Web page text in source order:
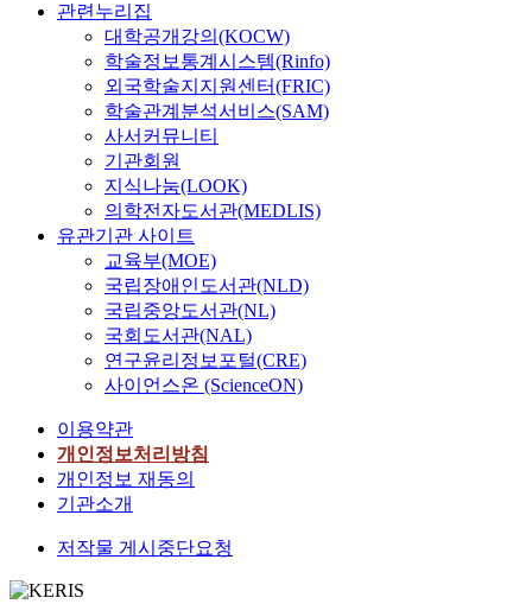
관련누리집
대학공개강의(KOCW)
학술정보통계시스템(Rinfo)
외국학술지지원센터(FRIC)
학술관계분석서비스(SAM)
사서커뮤니티
기관회원
지식나눔(LOOK)
의학전자도서관(MEDLIS)
유관기관 사이트
교육부(MOE)
국립장애인도서관(NLD)
국립중앙도서관(NL)
국회도서관(NAL)
연구윤리정보포털(CRE)
사이언스온 (ScienceON)
이용약관
개인정보처리방침
개인정보 재동의
기관소개
저작물 게시중단요청